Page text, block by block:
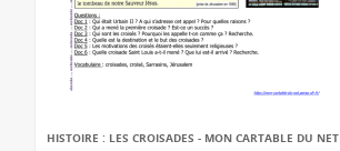
HISTOIRE : LES CROISADES - MON CARTABLE DU NET